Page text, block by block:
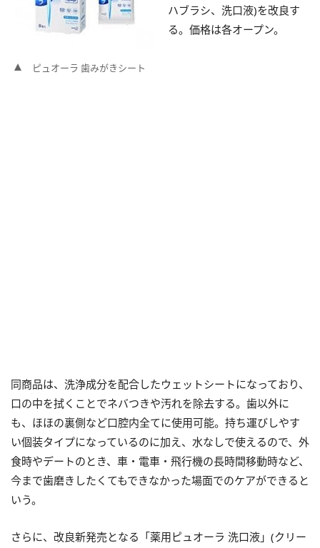
ピュオーラ 歯みがきシート
ハブラシ、洗口液)を改良す
る。価格は各オープン。
同商品は、洗浄成分を配合したウェットシートになっており、
口の中を拭くことでネバつきや汚れを除去する。歯以外に
も、ほほの裏側など口腔内全てに使用可能。持ち運びしやす
い個装タイプになっているのに加え、水なしで使えるので、外
食時やデートのとき、車・電車・飛行機の長時間移動時など、
今まで歯磨きしたくてもできなかった場面でのケアができると
いう。
さらに、改良新発売となる「薬用ピュオーラ 洗口液」(クリー